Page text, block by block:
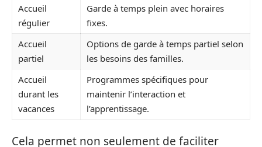
Accueil
régulier
Garde à temps plein avec horaires
fixes.
Accueil
partiel
Options de garde à temps partiel selon
les besoins des familles.
Accueil
durant les
vacances
Programmes spécifiques pour
maintenir l’interaction et
l’apprentissage.
Cela permet non seulement de faciliter